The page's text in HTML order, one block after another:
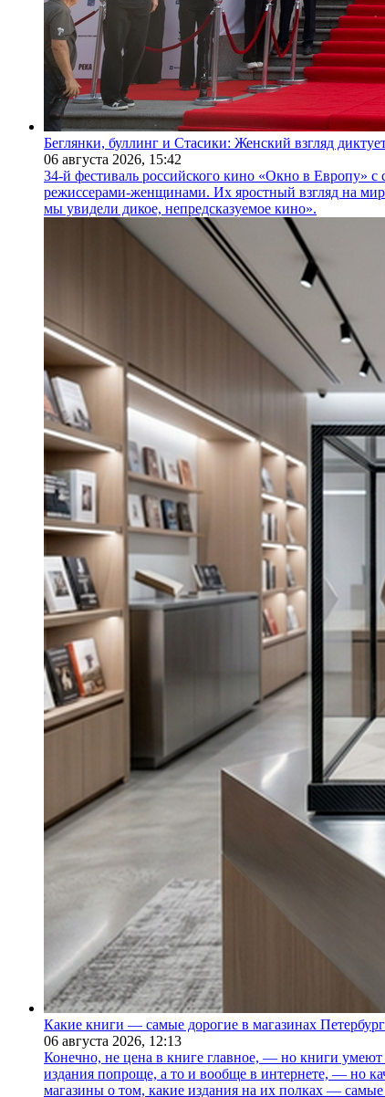
Беглянки, буллинг и Стасики: Женский взгляд
06 августа 2026, 15:42
34-й фестиваль российского кино «Окно в Европу»
режиссерами-женщинами. Их яростный взгляд на
мы увидели дикое, непредсказуемое кино».
Какие книги — самые дорогие в магазинах
06 августа 2026, 12:13
Конечно, не цена в книге главное, — но книги
издания попроще, а то и вообще в интернете, — но
магазины о том, какие издания на их полках —